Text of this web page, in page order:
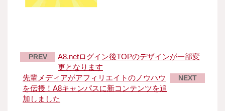
PREV
A8.netログイン後TOPのデザインが一部変
更となります
先輩メディアがアフィリエイトのノウハウ
を伝授！A8キャンパスに新コンテンツを追
加しました
NEXT